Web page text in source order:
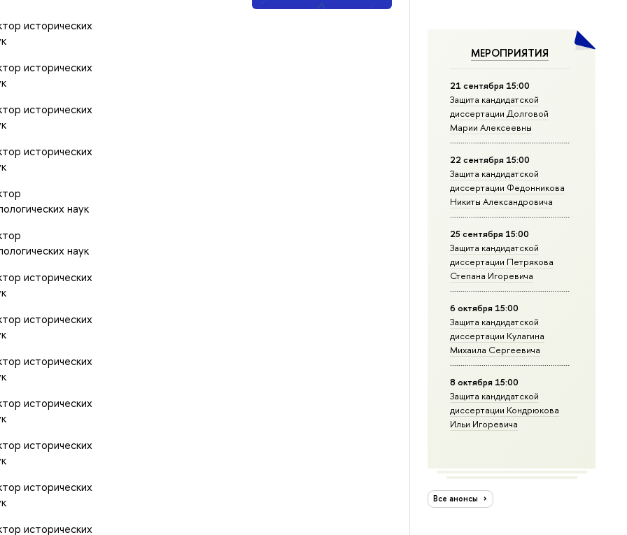
МЕРОПРИЯТИЯ
21 сентября 15:00
Защита кандидатской
диссертации Долговой
Марии Алексеевны
22 сентября 15:00
Защита кандидатской
диссертации Федонникова
Никиты Александровича
25 сентября 15:00
Защита кандидатской
диссертации Петрякова
Степана Игоревича
6 октября 15:00
Защита кандидатской
диссертации Кулагина
Михаила Сергеевича
8 октября 15:00
Защита кандидатской
диссертации Кондрюкова
Ильи Игоревича
Все анонсы
исторических
исторических
исторических
исторических
наук
наук
исторических
исторических
исторических
исторических
исторических
исторических
исторических